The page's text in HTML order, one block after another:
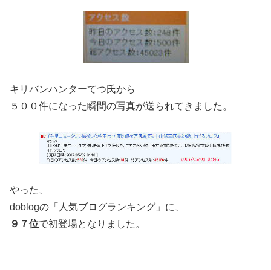
キリバンハンターてつ氏から
５００件になった瞬間の写真が送られてきました。
やった、
doblogの「人気ブログランキング」に、
９７位で初登場となりました。